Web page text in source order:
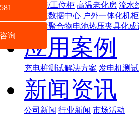
配电柜/工位柜 高温老化房 流水
VSR微数据中心 户外一体化机柜
数码类聚合物电池热压夹具化成
应用案例
充电桩测试解决方案 发电机测
新闻资讯
公司新闻 行业新闻 市场活动
询